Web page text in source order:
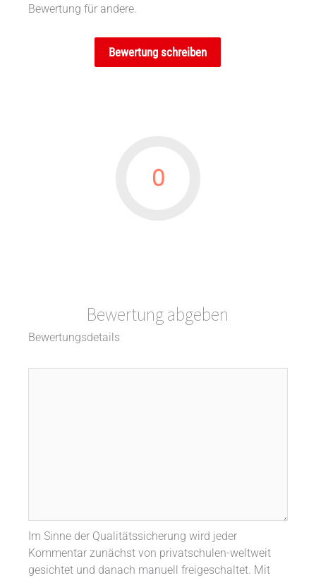
Bewertung für andere.
Bewertung schreiben
0
Bewertung abgeben
Bewertungsdetails
Im Sinne der Qualitätssicherung wird jeder
Kommentar zunächst von privatschulen-weltweit
gesichtet und danach manuell freigeschaltet. Mit